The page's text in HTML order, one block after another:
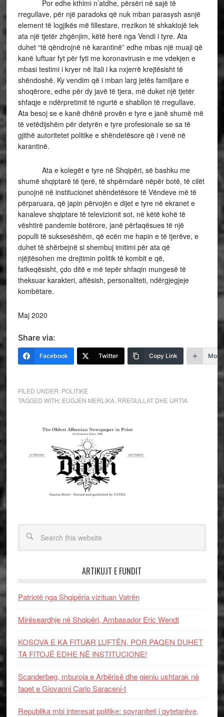
Por edhe kthimi n’atdhe, përsëri në sajë të
rregullave, për një paradoks që nuk mban parasysh asnjë
element të logjikës më fillestare, rrezikon të shkaktojë tek
ata një tjetër zhgënjim, këtë herë nga Vendi i tyre. Ata
duhet “të qëndrojnë në karantinë” edhe mbas një muaji që
kanë luftuar fyt për fyti me koronavirusin e me vdekjen e
mbasi testimi i kryer në Itali i ka nxjerrë krejtësisht të
shëndoshë. Ky vendim që i mban larg jetës familjare e
shoqërore, edhe për dy javë të tjera, më duket një tjetër
shfaqje e ndërpretimit të ngurtë e shabllon të rregullave.
Ata besoj se e kanë dhënë provën e tyre e janë shumë më
të vetëdijshëm për detyrën e tyre profesionale se sa të
gjithë autoritetet politike e shëndetësore që i venë në
karantinë.
Ata e kolegët e tyre në Shqipëri, së bashku me
shumë shqiptarë të tjerë, të shpërndarë nëpër botë, të cilët
punojnë në institucionet shëndetësore të Vëndeve më të
përparuara, që japin përvojën e dijet e tyre në ekranet e
kanaleve shqiptare të televizionit sot, në këtë kohë të
vështirë pandemie botërore, janë përfaqësues të një
populli të suksesëshëm, që ecën me hapin e të tjerëve, e
duhet të shërbejnë si shembuj imitimi për ata që
njëjtësohen me drejtimin politik të kombit e që,
fatkeqësisht, çdo ditë e më tepër shfaqin mungesë të
theksuar karakteri, aftësish, personaliteti, ndërgjegjeje
kombëtare.
Maj 2020
Share via:
Facebook Twitter Copy Link More
FILED UNDER: POLITIKE
TAGGED WITH: EUGJEN MERLIKA, RREGULLAT DHE URTIA
ARTIKUJT E FUNDIT
Patriotë nga Shqipëria vizituan Vatrën
Mirëseardhje në Shqipëri, Ambasador Eric Wendt
KOSOVA E KA FITUAR LUFTËN, POR PAQEN DUHET
TA FITOJË EDHE NË INSTITUCIONE!
Scanderbeg, mburoja e Arbërisë dhe gjeniu ushtarak në
faqet e Giovanni Carlo Saraceni-t
Republika mbi interesat politike: sovraniteti i qytetarëve,